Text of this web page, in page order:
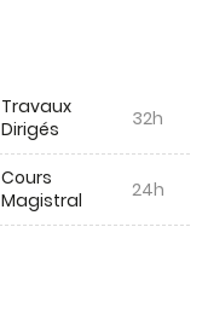
Travaux
Dirigés
32h
Cours
Magistral
24h